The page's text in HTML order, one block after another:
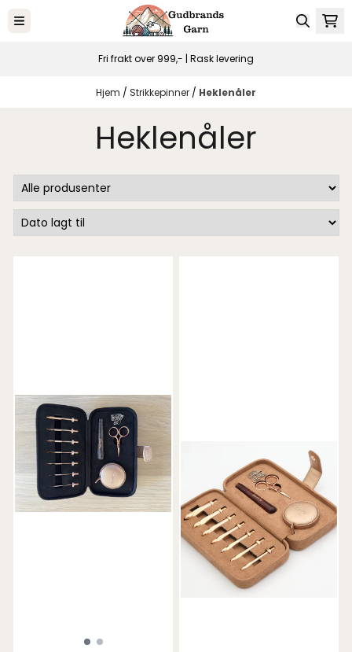
Hopp til innhold
Fri frakt over 999,- | Rask levering
Hjem / Strikkepinner / Heklenåler
Heklenåler